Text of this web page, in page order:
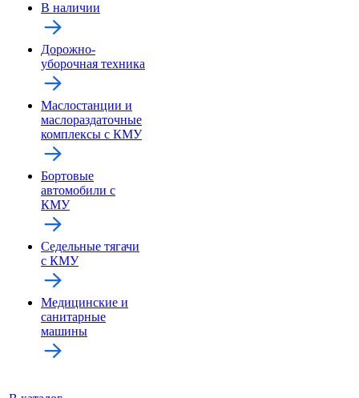
В наличии
Дорожно-
уборочная техника
Маслостанции и
маслораздаточные
комплексы с КМУ
Бортовые
автомобили с
КМУ
Седельные тягачи
с КМУ
Медицинские и
санитарные
машины